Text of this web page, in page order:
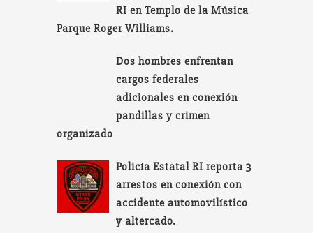
RI en Templo de la Música
Parque Roger Williams.
Dos hombres enfrentan
cargos federales
adicionales en conexión
pandillas y crimen
organizado
Policía Estatal RI reporta 3
arrestos en conexión con
accidente automovilístico
y altercado.